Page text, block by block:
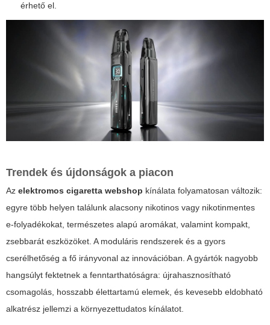
érhető el.
Trendek és újdonságok a piacon
Az elektromos cigaretta webshop kínálata folyamatosan változik:
egyre több helyen találunk alacsony nikotinos vagy nikotinmentes
e-folyadékokat, természetes alapú aromákat, valamint kompakt,
zsebbarát eszközöket. A moduláris rendszerek és a gyors
cserélhetőség a fő irányvonal az innovációban. A gyártók nagyobb
hangsúlyt fektetnek a fenntarthatóságra: újrahasznosítható
csomagolás, hosszabb élettartamú elemek, és kevesebb eldobható
alkatrész jellemzi a környezettudatos kínálatot.